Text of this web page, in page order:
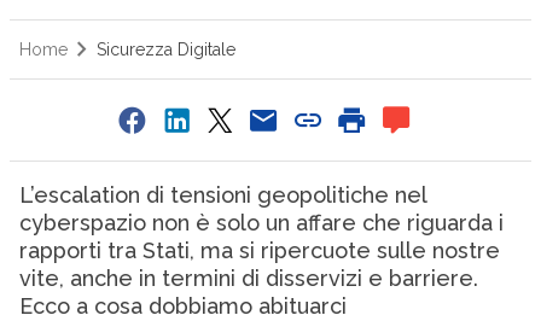
Home Sicurezza Digitale
L’escalation di tensioni geopolitiche nel
cyberspazio non è solo un affare che riguarda i
rapporti tra Stati, ma si ripercuote sulle nostre
vite, anche in termini di disservizi e barriere.
Ecco a cosa dobbiamo abituarci